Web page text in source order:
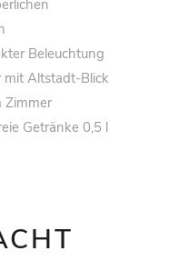
Beleuchtung
mit Altstadt-Blick
Zimmer
Getränke 0,5 l